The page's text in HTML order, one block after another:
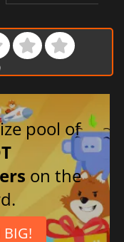
pool of
on the
BIG!